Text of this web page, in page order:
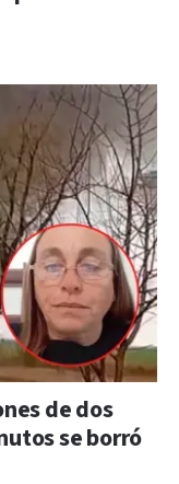
de dos
se borró